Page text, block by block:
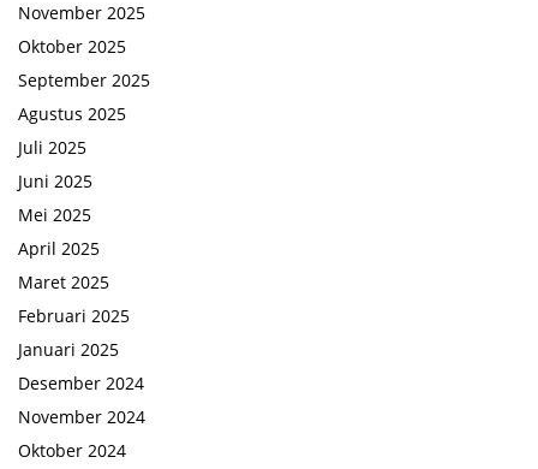
November 2025
Oktober 2025
September 2025
Agustus 2025
Juli 2025
Juni 2025
Mei 2025
April 2025
Maret 2025
Februari 2025
Januari 2025
Desember 2024
November 2024
Oktober 2024